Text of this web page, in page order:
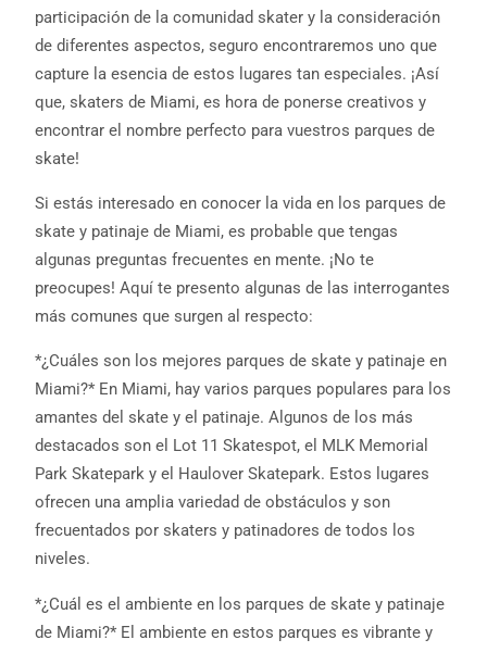
participación de la comunidad skater y la consideración
de diferentes aspectos, seguro encontraremos uno que
capture la esencia de estos lugares tan especiales. ¡Así
que, skaters de Miami, es hora de ponerse creativos y
encontrar el nombre perfecto para vuestros parques de
skate!
Si estás interesado en conocer la vida en los parques de
skate y patinaje de Miami, es probable que tengas
algunas preguntas frecuentes en mente. ¡No te
preocupes! Aquí te presento algunas de las interrogantes
más comunes que surgen al respecto:
*¿Cuáles son los mejores parques de skate y patinaje en
Miami?* En Miami, hay varios parques populares para los
amantes del skate y el patinaje. Algunos de los más
destacados son el Lot 11 Skatespot, el MLK Memorial
Park Skatepark y el Haulover Skatepark. Estos lugares
ofrecen una amplia variedad de obstáculos y son
frecuentados por skaters y patinadores de todos los
niveles.
*¿Cuál es el ambiente en los parques de skate y patinaje
de Miami?* El ambiente en estos parques es vibrante y